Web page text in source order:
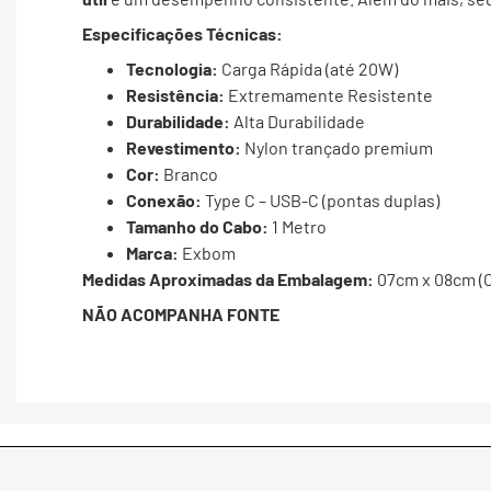
Especificações Técnicas:
Tecnologia: Carga Rápida (até 20W)
Resistência: Extremamente Resistente
Durabilidade: Alta Durabilidade
Revestimento: Nylon trançado premium
Cor: Branco
Conexão: Type C – USB-C (pontas duplas)
Tamanho do Cabo: 1 Metro
Marca: Exbom
Medidas Aproximadas da Embalagem: 07cm x 08cm
NÃO ACOMPANHA FONTE